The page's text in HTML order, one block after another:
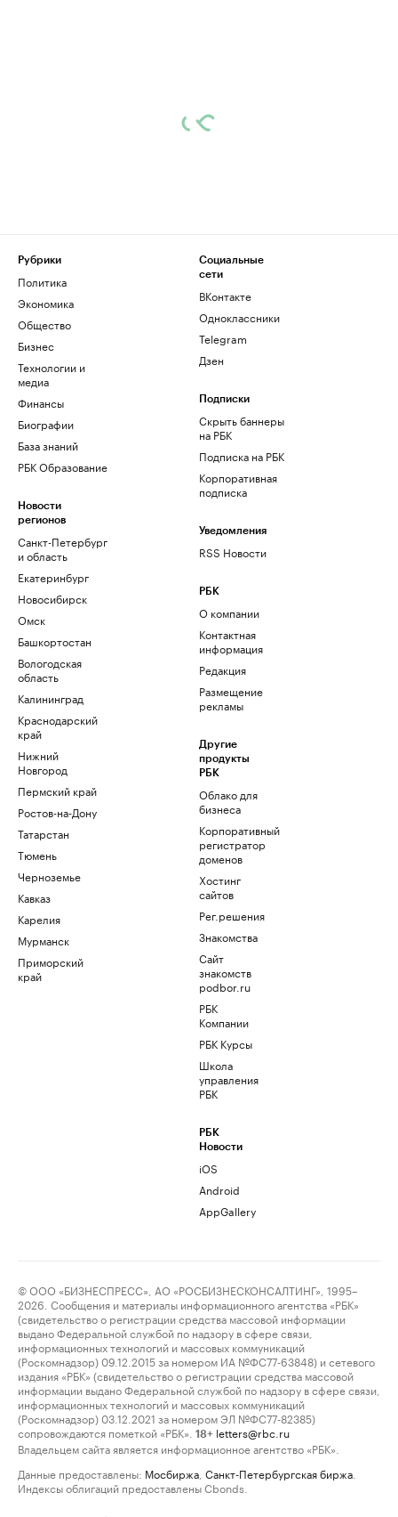
Рубрики
Политика
Экономика
Общество
Бизнес
Технологии и
медиа
Финансы
Биографии
База знаний
РБК Образование
Новости
регионов
Санкт-Петербург
и область
Екатеринбург
Новосибирск
Омск
Башкортостан
Вологодская
область
Калининград
Краснодарский
край
Нижний
Новгород
Пермский край
Ростов-на-Дону
Татарстан
Тюмень
Черноземье
Кавказ
Карелия
Мурманск
Приморский
край
Социальные
сети
ВКонтакте
Одноклассники
Telegram
Дзен
Подписки
Скрыть баннеры
на РБК
Подписка на РБК
Корпоративная
подписка
Уведомления
RSS Новости
РБК
О компании
Контактная
информация
Редакция
Размещение
рекламы
Другие
продукты
РБК
Облако для
бизнеса
Корпоративный
регистратор
доменов
Хостинг
сайтов
Рег.решения
Знакомства
Сайт
знакомств
podbor.ru
РБК
Компании
РБК Курсы
Школа
управления
РБК
РБК
Новости
iOS
Android
AppGallery
© ООО «БИЗНЕСПРЕСС», АО «РОСБИЗНЕСКОНСАЛТИНГ», 1995–
2026. Сообщения и материалы информационного агентства «РБК»
(свидетельство о регистрации средства массовой информации
выдано Федеральной службой по надзору в сфере связи,
информационных технологий и массовых коммуникаций
(Роскомнадзор) 09.12.2015 за номером ИА №ФС77-63848) и сетевого
издания «РБК» (свидетельство о регистрации средства массовой
информации выдано Федеральной службой по надзору в сфере связи,
информационных технологий и массовых коммуникаций
(Роскомнадзор) 03.12.2021 за номером ЭЛ №ФС77-82385)
сопровождаются пометкой «РБК».
18+ letters@rbc.ru
Владельцем сайта является информационное агентство «РБК».
Данные предоставлены: Мосбиржа Санкт-Петербургская биржа
Индексы облигаций предоставлены Cbonds.